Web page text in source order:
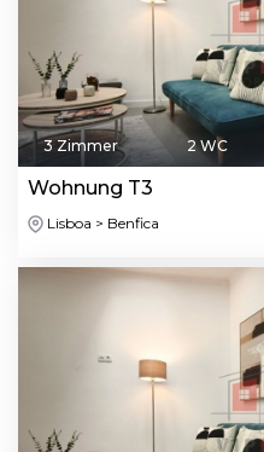
3 Zimmer 2 WC
Wohnung T3
Lisboa > Benfica